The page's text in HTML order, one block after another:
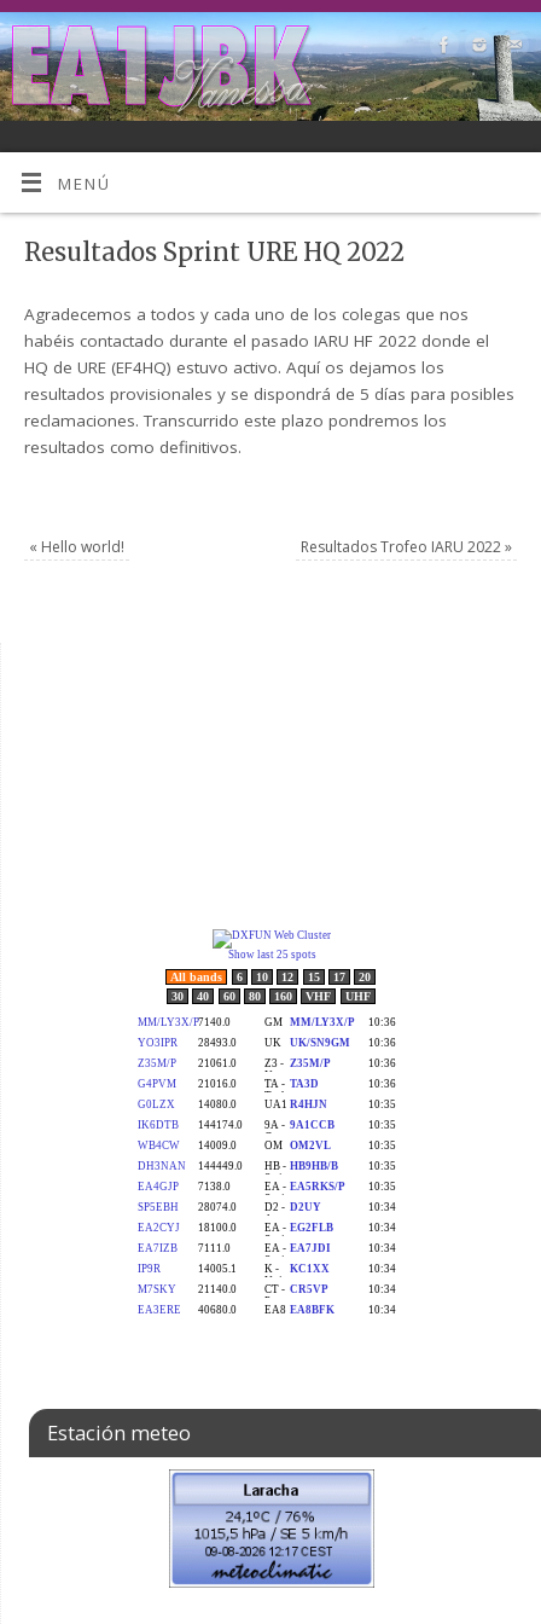
MENÚ
Resultados Sprint URE HQ 2022
Agradecemos a todos y cada uno de los colegas que nos
habéis contactado durante el pasado IARU HF 2022 donde el
HQ de URE (EF4HQ) estuvo activo. Aquí os dejamos los
resultados provisionales y se dispondrá de 5 días para posibles
reclamaciones. Transcurrido este plazo pondremos los
resultados como definitivos.
« Hello world! Resultados Trofeo IARU 2022»
Estación meteo